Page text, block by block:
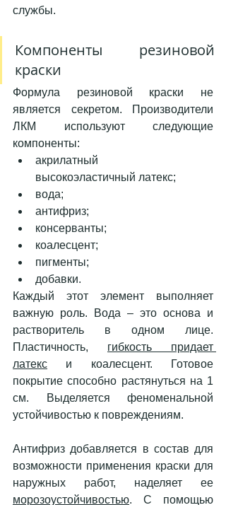
службы.
Компоненты резиновой
краски
Формула резиновой краски не
является секретом. Производители
ЛКМ используют следующие
компоненты:
акрилатный
высокоэластичный латекс;
вода;
антифриз;
консерванты;
коалесцент;
пигменты;
добавки.
Каждый этот элемент выполняет
важную роль. Вода – это основа и
растворитель в одном лице.
Пластичность, гибкость придает
латекс и коалесцент. Готовое
покрытие способно растянуться на 1
см. Выделяется феноменальной
устойчивостью к повреждениям.
Антифриз добавляется в состав для
возможности применения краски для
морозоустойчивостью. С помощью